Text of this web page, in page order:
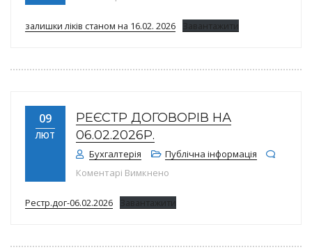
залишки ліків станом на 16.02. 2026 Завантажити
09
ЛЮТ
РЕЄСТР ДОГОВОРІВ НА
06.02.2026Р.
Бухгалтерія
Публічна інформація
Коментарі Вимкнено
Рестр.дог-06.02.2026 Завантажити